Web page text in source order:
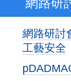
網路研
網路研討
工藝安全